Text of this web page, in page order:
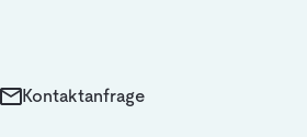
Kontaktanfrage